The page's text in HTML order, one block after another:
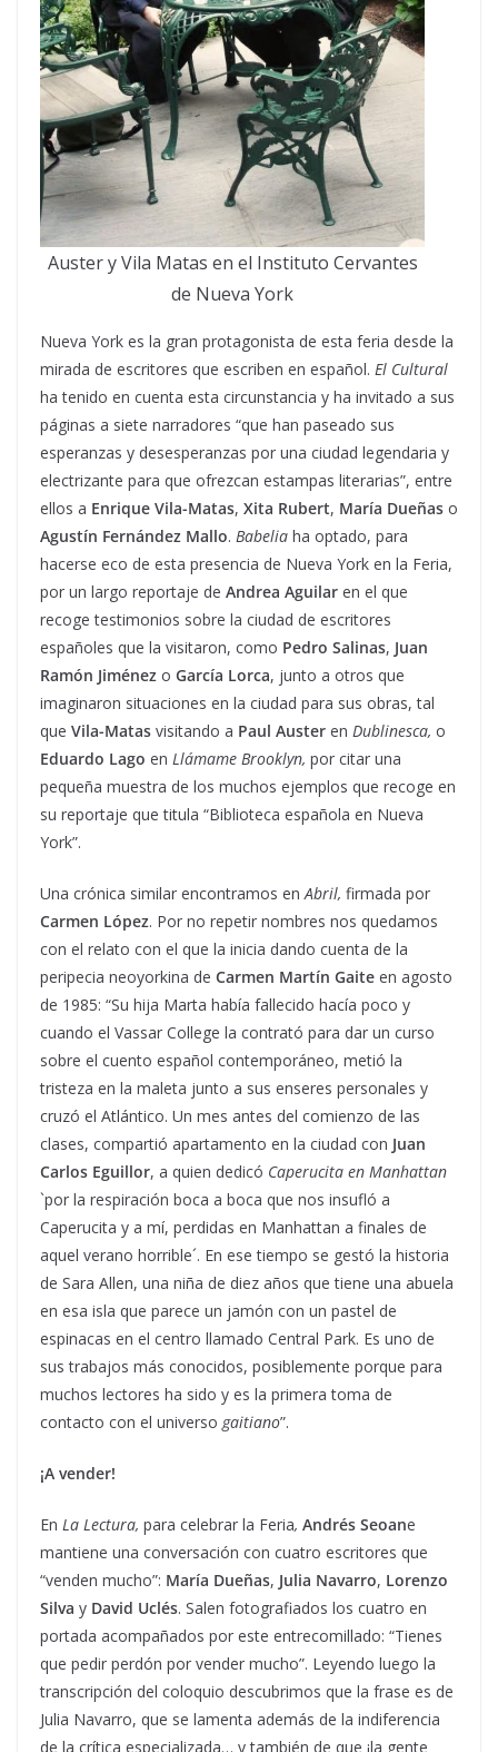
Auster y Vila Matas en el Instituto Cervantes
de Nueva York
Nueva York es la gran protagonista de esta feria desde la
mirada de escritores que escriben en español. El Cultural
ha tenido en cuenta esta circunstancia y ha invitado a sus
páginas a siete narradores “que han paseado sus
esperanzas y desesperanzas por una ciudad legendaria y
electrizante para que ofrezcan estampas literarias”, entre
ellos a Enrique Vila-Matas, Xita Rubert, María Dueñas o
Agustín Fernández Mallo. Babelia ha optado, para
hacerse eco de esta presencia de Nueva York en la Feria,
por un largo reportaje de Andrea Aguilar en el que
recoge testimonios sobre la ciudad de escritores
españoles que la visitaron, como Pedro Salinas, Juan
Ramón Jiménez o García Lorca, junto a otros que
imaginaron situaciones en la ciudad para sus obras, tal
que Vila-Matas visitando a Paul Auster en Dublinesca, o
Eduardo Lago en Llámame Brooklyn, por citar una
pequeña muestra de los muchos ejemplos que recoge en
su reportaje que titula “Biblioteca española en Nueva
York”.
Una crónica similar encontramos en Abril, firmada por
Carmen López. Por no repetir nombres nos quedamos
con el relato con el que la inicia dando cuenta de la
peripecia neoyorkina de Carmen Martín Gaite en agosto
de 1985: “Su hija Marta había fallecido hacía poco y
cuando el Vassar College la contrató para dar un curso
sobre el cuento español contemporáneo, metió la
tristeza en la maleta junto a sus enseres personales y
cruzó el Atlántico. Un mes antes del comienzo de las
clases, compartió apartamento en la ciudad con Juan
Carlos Eguillor, a quien dedicó Caperucita en Manhattan
`por la respiración boca a boca que nos insufló a
Caperucita y a mí, perdidas en Manhattan a finales de
aquel verano horrible´. En ese tiempo se gestó la historia
de Sara Allen, una niña de diez años que tiene una abuela
en esa isla que parece un jamón con un pastel de
espinacas en el centro llamado Central Park. Es uno de
sus trabajos más conocidos, posiblemente porque para
muchos lectores ha sido y es la primera toma de
contacto con el universo gaitiano”.
¡A vender!
En La Lectura, para celebrar la Feria, Andrés Seoane
mantiene una conversación con cuatro escritores que
“venden mucho”: María Dueñas, Julia Navarro, Lorenzo
Silva y David Uclés. Salen fotografiados los cuatro en
portada acompañados por este entrecomillado: “Tienes
que pedir perdón por vender mucho”. Leyendo luego la
transcripción del coloquio descubrimos que la frase es de
Julia Navarro, que se lamenta además de la indiferencia
de la crítica especializada… y también de que ¡la gente